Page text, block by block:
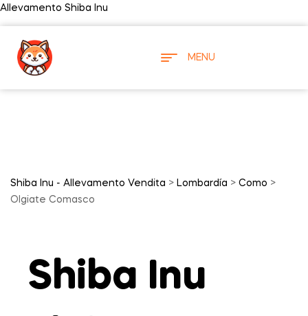
Allevamento Shiba Inu
MENU
Shiba Inu - Allevamento Vendita > Lombardía > Como >
Olgiate Comasco
Shiba Inu